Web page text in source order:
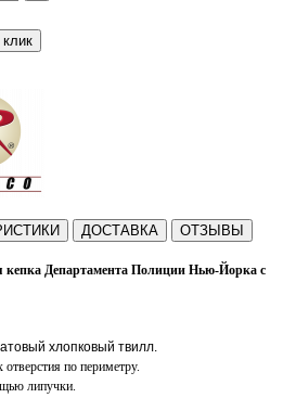
ДОСТАВКА ОТЗЫВЫ
кепка Департамента Полиции Нью-Йорка с
хлопковый твилл.
по периметру.
липучки.